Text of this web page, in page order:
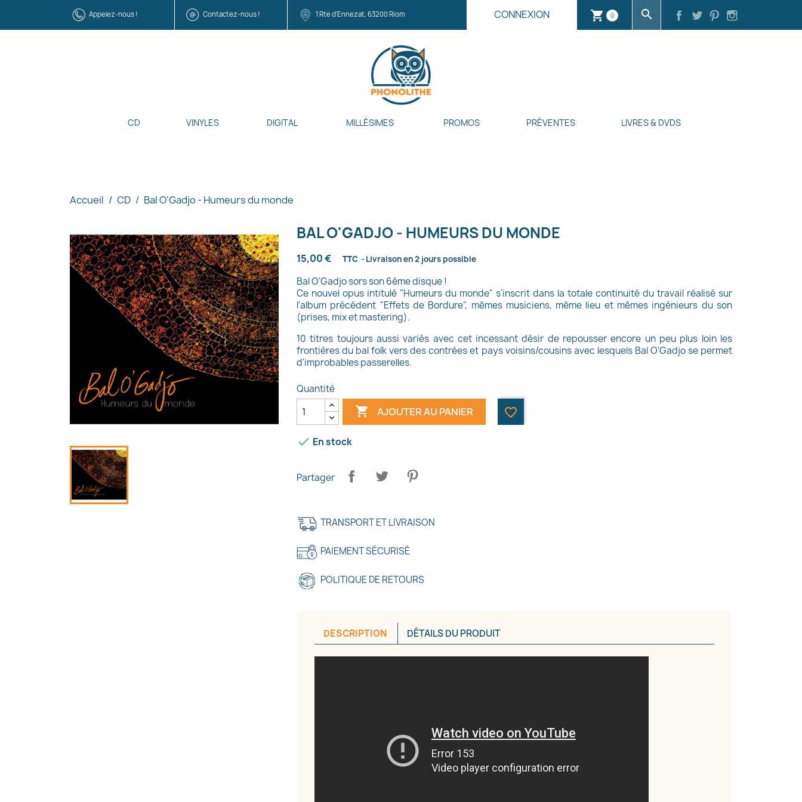
Appelez-nous ! Contactez-nous ! 1 Rte d'Ennezat, 63200 Riom CONNEXION shopping_cart 0 search
CD VINYLES DIGITAL MILLÉSIMES PROMOS PRÉVENTES LIVRES & DVDS
Accueil CD Bal O'Gadjo - Humeurs du monde
BAL O'GADJO - HUMEURS DU MONDE
15,00 € TTC Livraison en 2 jours possible
Bal O'Gadjo sors son 6ème disque !
Ce nouvel opus intitulé "Humeurs du monde" s'inscrit dans la totale continuité du travail réalisé sur
l'album précédent "Effets de Bordure", mêmes musiciens, même lieu et mêmes ingénieurs du son
(prises, mix et mastering).
10 titres toujours aussi variés avec cet incessant désir de repousser encore un peu plus loin les
frontières du bal folk vers des contrées et pays voisins/cousins avec lesquels Bal O'Gadjo se permet
d'improbables passerelles.
Quantité
 AJOUTER AU PANIER favorite_border
 En stock
Partager
TRANSPORT ET LIVRAISON
PAIEMENT SÉCURISÉ
POLITIQUE DE RETOURS
DESCRIPTION DÉTAILS DU PRODUIT